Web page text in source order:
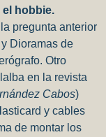
hobbie.
pregunta anterior
Dioramas de
Otro
en la revista
Cabos)
y cables
de montar los